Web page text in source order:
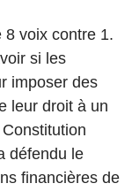
8 voix contre 1.
si les
imposer des
leur droit à un
défendu le
financières de